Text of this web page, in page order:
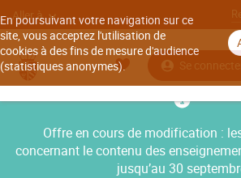
En poursuivant votre navigation sur ce
site, vous acceptez l'utilisation de
cookies à des fins de mesure d'audience
(statistiques anonymes).
Aller à
Se connecter
Offre en cours de modification :
concernant le contenu des
jusqu’au 30